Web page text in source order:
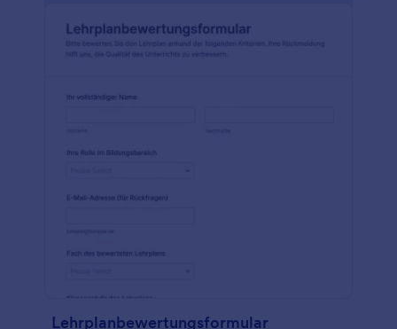
Lehrplanbewertungsformular